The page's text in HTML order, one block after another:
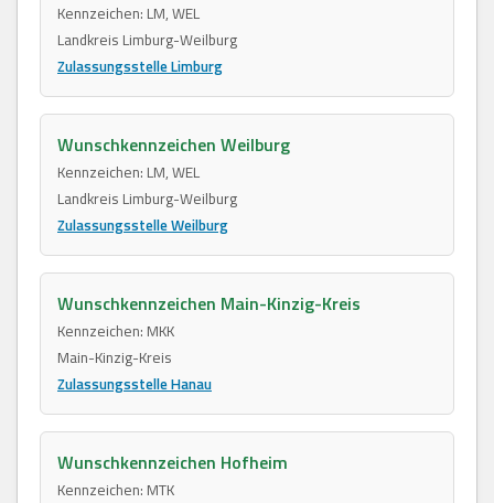
Kennzeichen: LM, WEL
Landkreis Limburg-Weilburg
Zulassungsstelle Limburg
Wunschkennzeichen Weilburg
Kennzeichen: LM, WEL
Landkreis Limburg-Weilburg
Zulassungsstelle Weilburg
Wunschkennzeichen Main-Kinzig-Kreis
Kennzeichen: MKK
Main-Kinzig-Kreis
Zulassungsstelle Hanau
Wunschkennzeichen Hofheim
Kennzeichen: MTK